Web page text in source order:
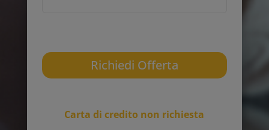
Richiedi Offerta
Carta di credito non richiesta